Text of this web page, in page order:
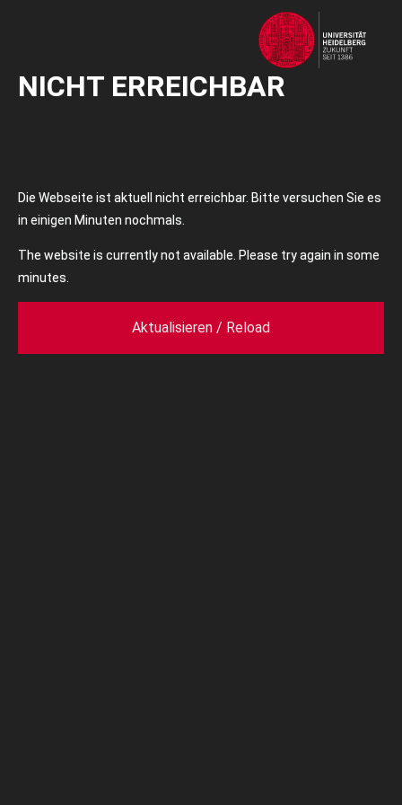
NICHT ERREICHBAR
Die Webseite ist aktuell nicht erreichbar. Bitte versuchen Sie es
in einigen Minuten nochmals.
The website is currently not available. Please try again in some
minutes.
Aktualisieren / Reload